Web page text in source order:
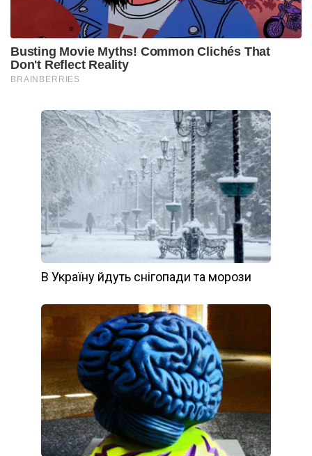
В Україну йдуть снігопади та морози